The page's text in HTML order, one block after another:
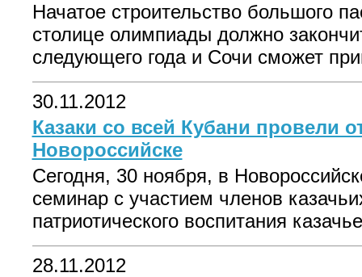
Начатое строительство большого
столице олимпиады должно
следующего года и Сочи сможет
30.11.2012
Казаки со всей Кубани провели
Новороссийске
Сегодня, 30 ноября, в
семинар с участием членов
патриотического воспитания
28.11.2012